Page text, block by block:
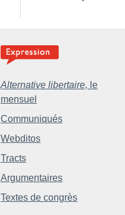
Alternative libertaire, le
mensuel
Communiqués
Webditos
Tracts
Argumentaires
Textes de congrès